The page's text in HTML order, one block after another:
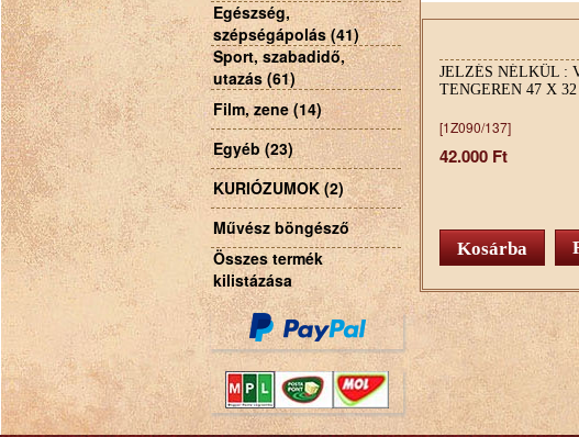
Egészség,
szépségápolás (41)
Sport, szabadidő,
utazás (61)
Film, zene (14)
Egyéb (23)
KURIÓZUMOK (2)
Művész böngésző
Összes termék
kilistázása
JELZÉS NÉLKÜL :
TENGEREN 47 X
[1Z090/137]
42.000 Ft